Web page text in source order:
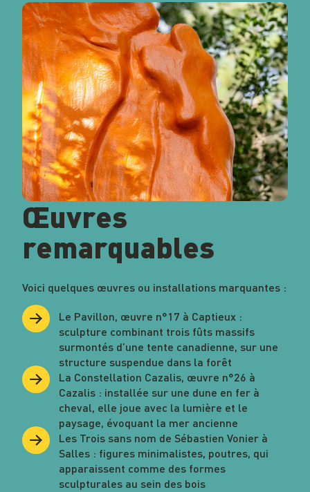
Photo
Œuvres
remarquables
Voici quelques œuvres ou installations marquantes :
Le Pavillon, œuvre n°17 à Captieux :
sculpture combinant trois fûts massifs
surmontés d’une tente canadienne, sur une
structure suspendue dans la forêt
La Constellation Cazalis, œuvre n°26 à
Cazalis : installée sur une dune en fer à
cheval, elle joue avec la lumière et le
paysage, évoquant la mer ancienne
Les Trois sans nom de Sébastien Vonier à
Salles : figures minimalistes, poutres, qui
apparaissent comme des formes
sculpturales au sein des bois